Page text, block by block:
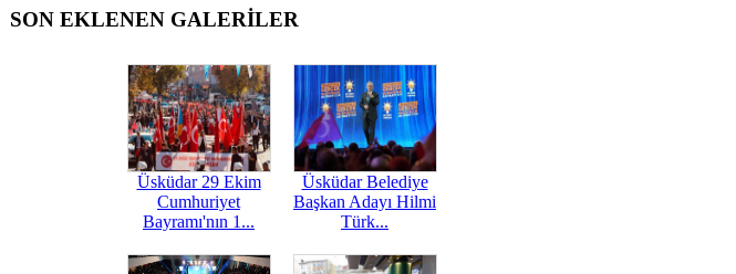
SON EKLENEN GALERİLER
Üsküdar 29 Ekim
Cumhuriyet
Bayramı'nın 1...
Üsküdar Belediye
Başkan Adayı Hilmi
Türk...